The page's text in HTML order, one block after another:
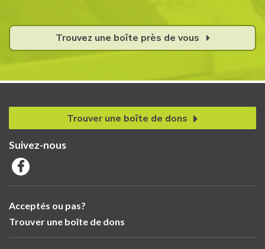
Trouvez une boîte près de vous
Acceptés ou pas?
Trouver une boîte de dons
Trouver une boîte de dons
Suivez-nous